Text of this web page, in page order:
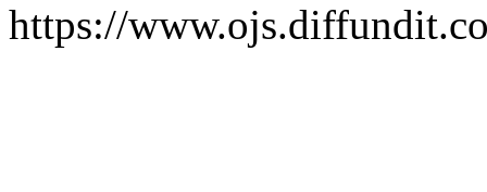
https://